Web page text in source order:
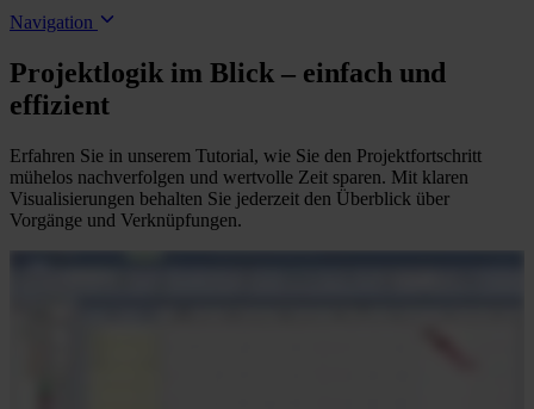
Navigation
Projektlogik im Blick – einfach und
effizient
Erfahren Sie in unserem Tutorial, wie Sie den Projektfortschritt
mühelos nachverfolgen und wertvolle Zeit sparen. Mit klaren
Visualisierungen behalten Sie jederzeit den Überblick über
Vorgänge und Verknüpfungen.